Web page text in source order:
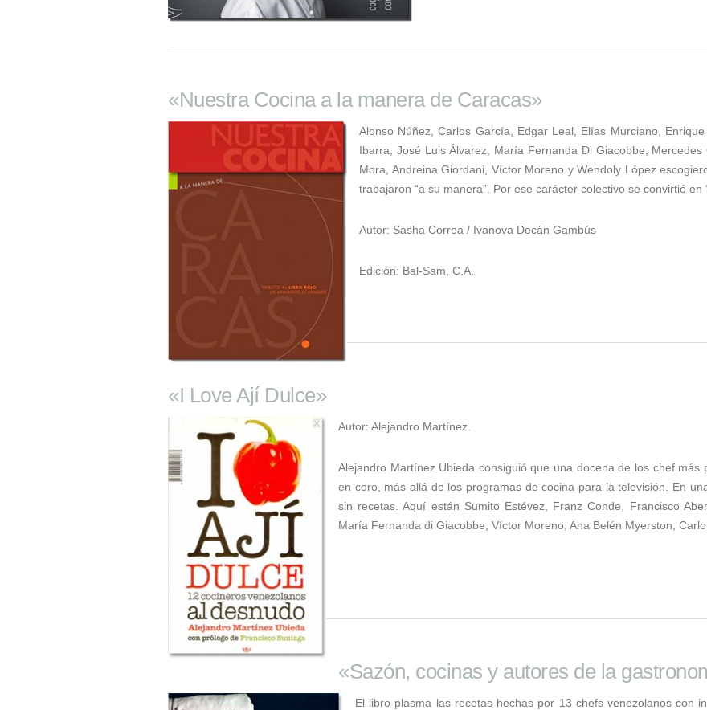
«Nuestra Cocina a la manera de Caracas»
Alonso Núñez, Carlos García, Edgar Leal, Elías Murciano,
Ibarra, José Luis Álvarez, María Fernanda Di Giacobbe,
Mora, Andreina Giordani, Víctor Moreno y Wendoly López
trabajaron “a su manera”. Por ese carácter colectivo se convirtió en
Autor: Sasha Correa / Ivanova Decán Gambús
Edición: Bal-Sam, C.A.
«I Love Ají Dulce»
Autor: Alejandro Martínez.
Alejandro Martínez Ubieda consiguió que una docena de los chef
en coro, más allá de los programas de cocina para la televisión. En
sin recetas. Aquí están Sumito Estévez, Franz Conde, Francisco
María Fernanda di Giacobbe, Víctor Moreno, Ana Belén Myerston,
«Sazón, cocinas y autores de la
El libro plasma las recetas hechas por 13 chefs venezolanos con